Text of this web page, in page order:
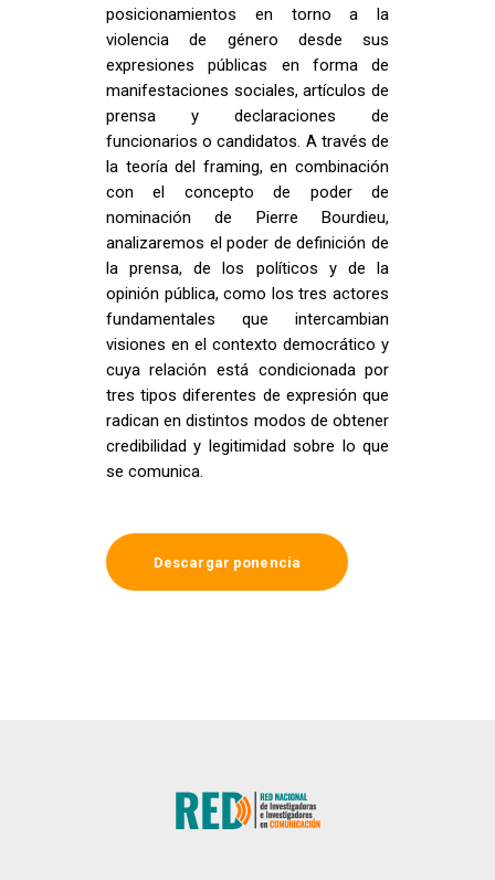
posicionamientos en torno a la
violencia de género desde sus
expresiones públicas en forma de
manifestaciones sociales, artículos de
prensa y declaraciones de
funcionarios o candidatos. A través de
la teoría del framing, en combinación
con el concepto de poder de
nominación de Pierre Bourdieu,
analizaremos el poder de definición de
la prensa, de los políticos y de la
opinión pública, como los tres actores
fundamentales que intercambian
visiones en el contexto democrático y
cuya relación está condicionada por
tres tipos diferentes de expresión que
radican en distintos modos de obtener
credibilidad y legitimidad sobre lo que
se comunica.
Descargar ponencia